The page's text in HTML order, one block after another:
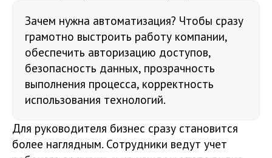
Зачем нужна автоматизация? Чтобы сразу
грамотно выстроить работу компании,
обеспечить авторизацию доступов,
безопасность данных, прозрачность
выполнения процесса, корректность
использования технологий.
Для руководителя бизнес сразу становится
более наглядным. Сотрудники ведут учет